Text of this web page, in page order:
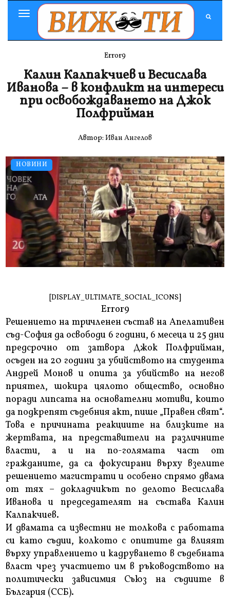
Toggle
Navigation
НОВИНИ
Error9
Калин Калпакчиев и Весислава
Иванова – в конфликт на интереси
при освобождаването на Джок
Полфрийман
Автор: Иван Ангелов
[DISPLAY_ULTIMATE_SOCIAL_ICONS]
Error9
Решението на тричленен състав на Апелативен
съд-София да освободи 6 години, 6 месеца и 25 дни
предсрочно от затвора Джок Полфрийман,
осъден на 20 години за убийството на студента
Андрей Монов и опита за убийство на негов
приятел, шокира цялото общество, основно
поради липсата на основателни мотиви, които
да подкрепят съдебния акт, пише „Правен свят“.
Това е причината реакциите на близките на
жертвата, на представители на различните
власти, а и на по-голямата част от
гражданите, да са фокусирани върху взелите
решението магистрати и особено спрямо двама
от тях – докладчикът по делото Весислава
Иванова и председателят на състава Калин
Калпакчиев.
И двамата са известни не толкова с работата
си като съдии, колкото с опитите да влияят
върху управлението и кадруването в съдебната
власт чрез участието им в ръководството на
политически зависимия Съюз на съдиите в
България (ССБ).